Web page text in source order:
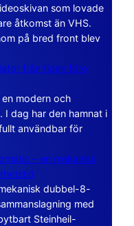
som lovade
åtkomst än VHS.
på bred front blev
från tiden före
modern och
dag har den hamnat i
användbar för
– en mekanisk
dubbel-8-
med
Steinheil-